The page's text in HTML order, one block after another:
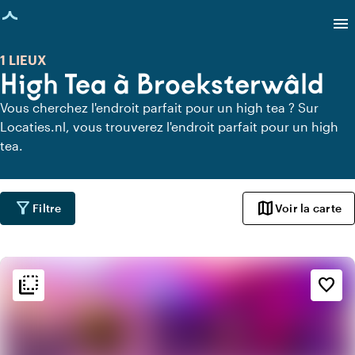
chargée
menu
High Tea à Broeksterwâld
1 LIEUX
Vous cherchez l'endroit parfait pour un high tea ? Sur
Locaties.nl, vous trouverez l'endroit parfait pour un high
tea.
filter_alt Filtre mapVoir la carte
flip_to_back favorite_border
flip_to_back Ambiance
style
Hôtel chic